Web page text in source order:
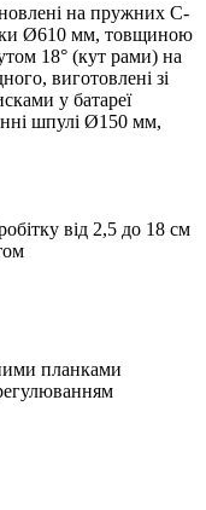
на пружних С-
Ø610 мм, товщиною
18° (кут рами) на
виготовлені зі
у батареї
шпулі Ø150 мм,
від 2,5 до 18 см
планками